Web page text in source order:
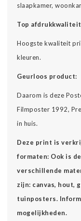
slaapkamer,
Top
Hoogste kwaliteit
kleuren.
Geurloos product:
Daarom is deze
Filmposter 1992,
in huis.
Deze print is
formaten: Ook is
verschillende
zijn: canvas, hout,
tuinposters.
mogelijkheden.